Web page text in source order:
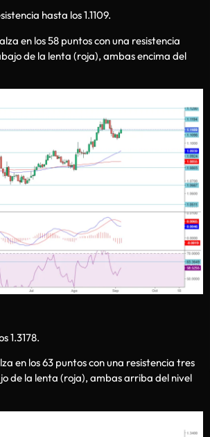
hasta los 1.1109.
en los 58 puntos con una resistencia
de la lenta (roja), ambas encima del
1.3178.
en los 63 puntos con una resistencia tres
de la lenta (roja), ambas arriba del nivel